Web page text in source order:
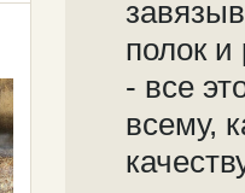
полок
- все
всему,